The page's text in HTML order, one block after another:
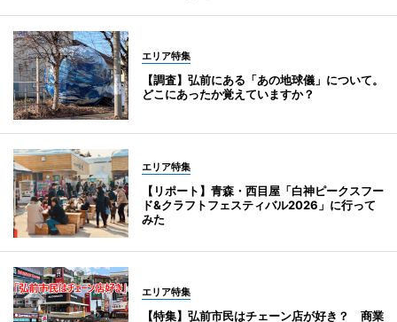
エリア特集
【調査】弘前にある「あの地球儀」について。
どこにあったか覚えていますか？
エリア特集
【リポート】青森・西目屋「白神ピークスフー
ド&クラフトフェスティバル2026」に行って
みた
エリア特集
【特集】弘前市民はチェーン店が好き？ 商業